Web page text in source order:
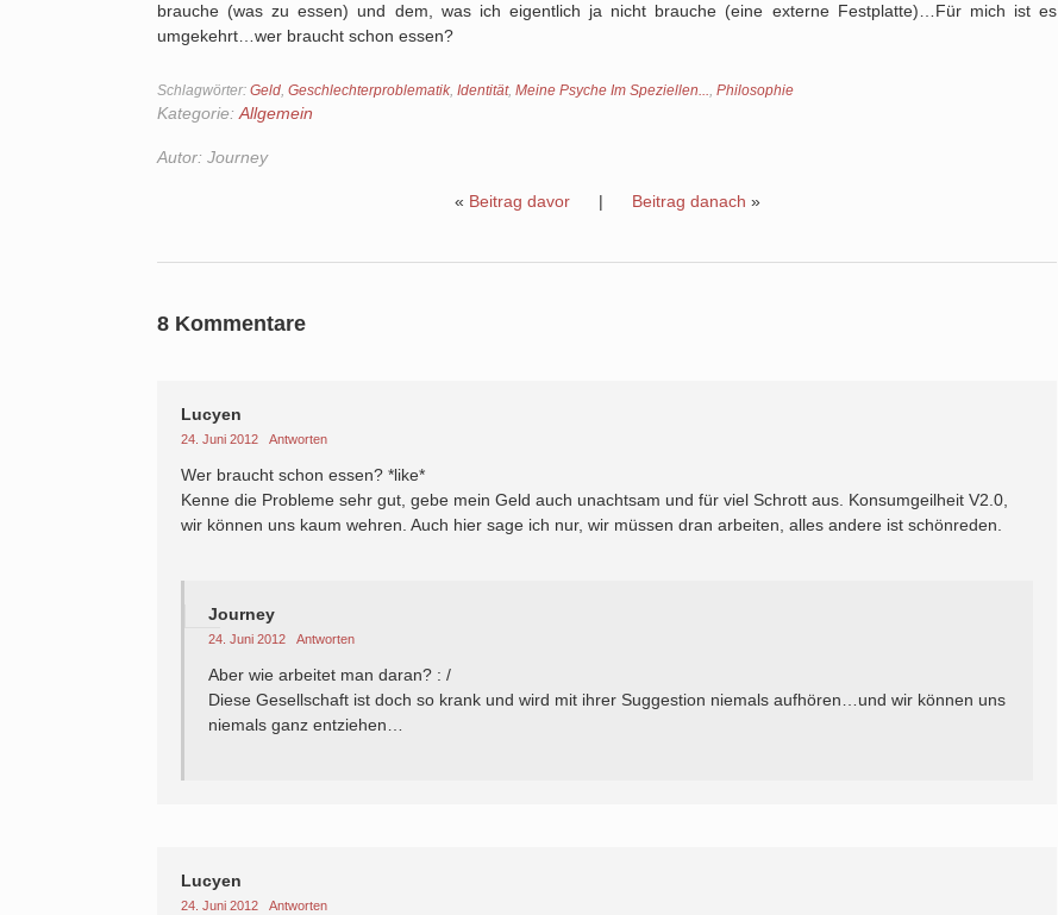
brauche (was zu essen) und dem, was ich eigentlich ja nicht brauche (eine externe Festplatte)…Für mich ist es
umgekehrt…wer braucht schon essen?
Schlagwörter: Geld, Geschlechterproblematik, Identität, Meine Psyche Im Speziellen..., Philosophie
Kategorie: Allgemein
Autor: Journey
« Beitrag davor| Beitrag danach »
8 Kommentare
Lucyen
24. Juni 2012 Antworten
Wer braucht schon essen? *like*
Kenne die Probleme sehr gut, gebe mein Geld auch unachtsam und für viel Schrott aus. Konsumgeilheit V2.0,
wir können uns kaum wehren. Auch hier sage ich nur, wir müssen dran arbeiten, alles andere ist schönreden.
Journey
24. Juni 2012 Antworten
Aber wie arbeitet man daran? : /
Diese Gesellschaft ist doch so krank und wird mit ihrer Suggestion niemals aufhören…und wir können uns
niemals ganz entziehen…
Lucyen
24. Juni 2012 Antworten